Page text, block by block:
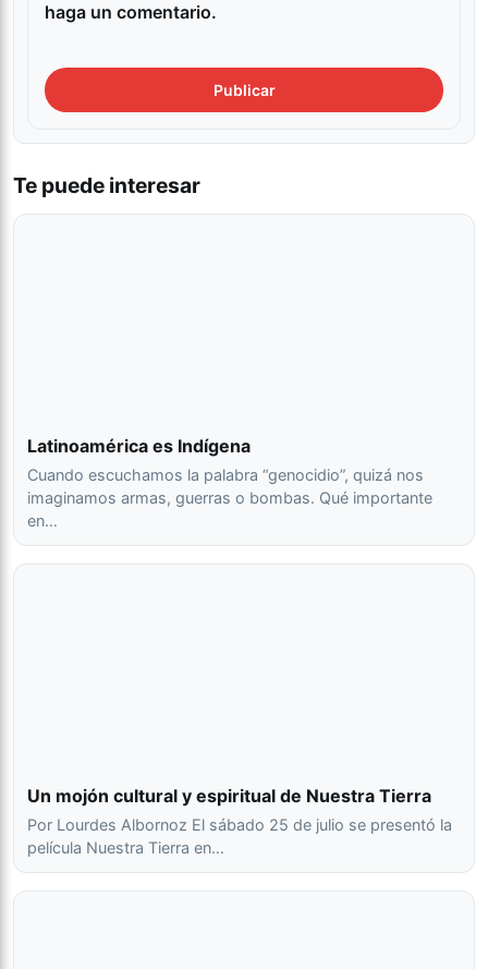
haga un comentario.
Te puede interesar
Latinoamérica es Indígena
Cuando escuchamos la palabra “genocidio”, quizá nos
imaginamos armas, guerras o bombas. Qué importante
en…
Un mojón cultural y espiritual de Nuestra Tierra
Por Lourdes Albornoz El sábado 25 de julio se presentó la
película Nuestra Tierra en…